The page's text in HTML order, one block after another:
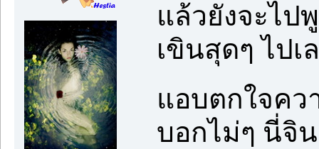
แล้วยังจะไป
เขินสุดๆ ไปเ
แอบตกใจค
บอกไม่ๆ นี่จิ